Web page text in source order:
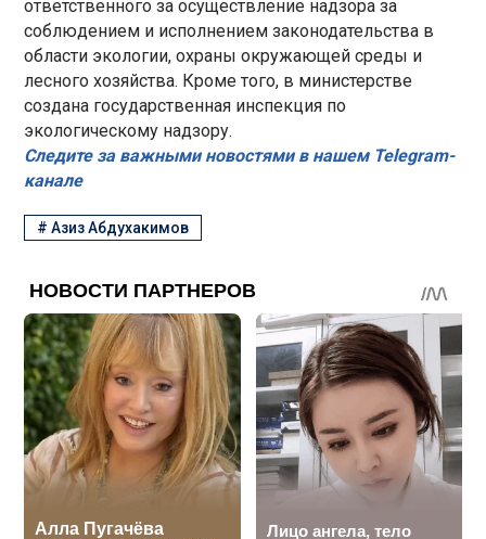
ответственного за осуществление надзора за
соблюдением и исполнением законодательства в
области экологии, охраны окружающей среды и
лесного хозяйства. Кроме того, в министерстве
создана государственная инспекция по
экологическому надзору.
Следите за важными новостями в нашем Telegram-
канале
#Азиз Абдухакимов